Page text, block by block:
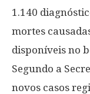
1.140
mortes
disponíveis no
Segundo a
novos casos